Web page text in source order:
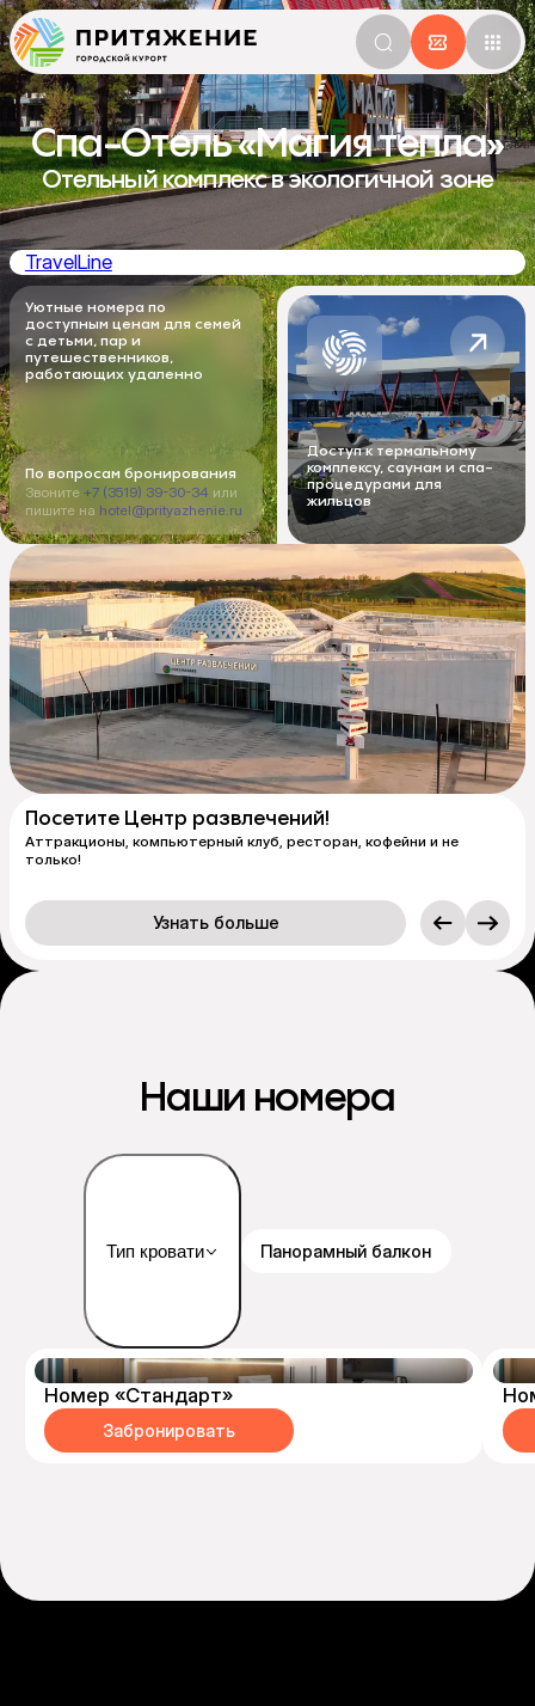
Спа-Отель «Магия тепла»
Отельный комплекс в экологичной зоне
Уютные номера по
доступным ценам для семей
с детьми, пар и
путешественников,
работающих удаленно
По вопросам бронирования
Звоните +7 (3519) 39-30-34 или
пишите на hotel@prityazhenie.ru
TravelLine
Доступ к термальному
комплексу, саунам и спа-
процедурами для
жильцов
Посетите Центр развлечений!
Аттракционы, компьютерный клуб, ресторан, кофейни и не
только!
Узнать больше
Наши номера
Тип кровати Панорамный балкон
Номер «Стандарт»
Забронировать